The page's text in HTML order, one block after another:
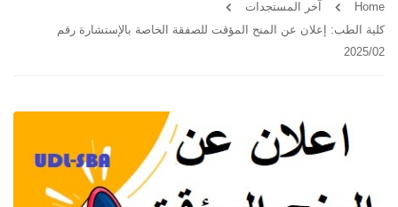
Home
آخر المستجدات
كلية الطب: إعلان عن المنح المؤقت للصفقة الخاصة بالإستشارة رقم
2025/02